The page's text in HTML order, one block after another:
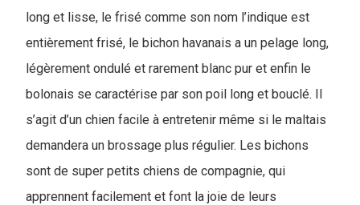
long et lisse, le frisé comme son nom l’indique est
entièrement frisé, le bichon havanais a un pelage long,
légèrement ondulé et rarement blanc pur et enfin le
bolonais se caractérise par son poil long et bouclé. Il
s’agit d’un chien facile à entretenir même si le maltais
demandera un brossage plus régulier. Les bichons
sont de super petits chiens de compagnie, qui
apprennent facilement et font la joie de leurs